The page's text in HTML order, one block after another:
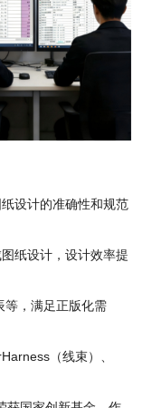
设计的准确性和规范
纸设计，设计效率提
等，满足正版化需
（线束）、